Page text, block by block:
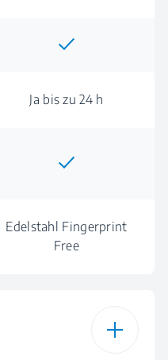
Ja bis zu 24 h
Edelstahl Fingerprint
Free